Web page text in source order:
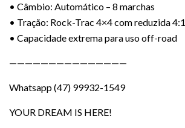
• Câmbio: Automático – 8 marchas
• Tração: Rock-Trac 4×4 com reduzida 4:1
• Capacidade extrema para uso off-road
———————————————
Whatsapp (47) 99932-1549
YOUR DREAM IS HERE!